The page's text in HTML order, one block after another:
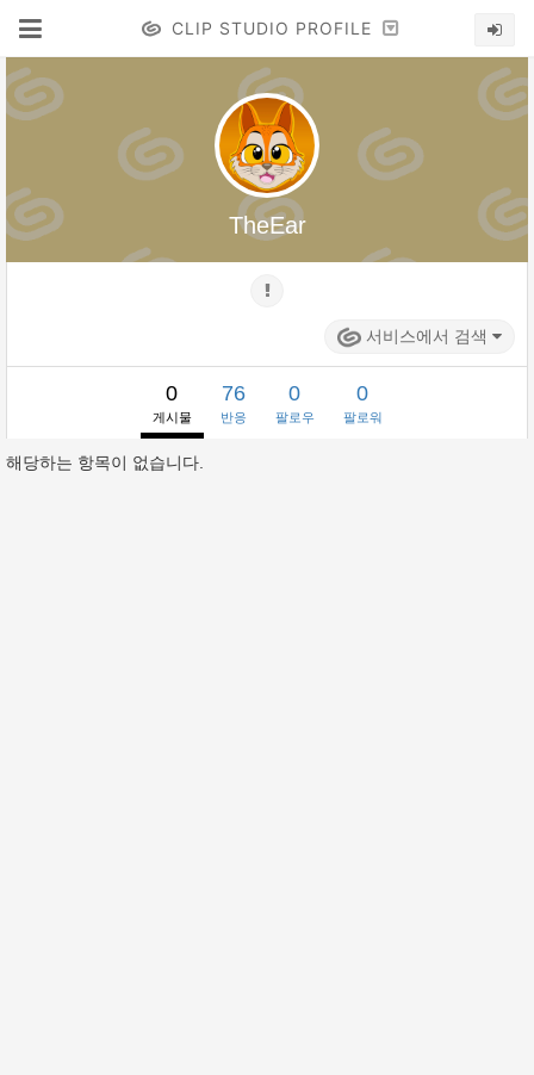
CLIP STUDIO PROFILE
TheEar
서비스에서 검색
0
게시물
76
반응
0
팔로우
0
팔로워
해당하는 항목이 없습니다.